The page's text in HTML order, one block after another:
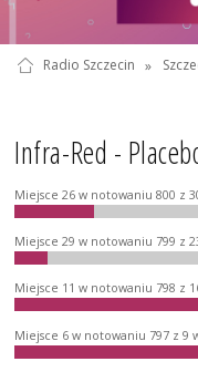
Radio Szczecin »
Infra-Red -
Miejsce 26 w notowaniu 800 z
Miejsce 29 w notowaniu 799 z
Miejsce 11 w notowaniu 798 z
Miejsce 6 w notowaniu 797 z 9